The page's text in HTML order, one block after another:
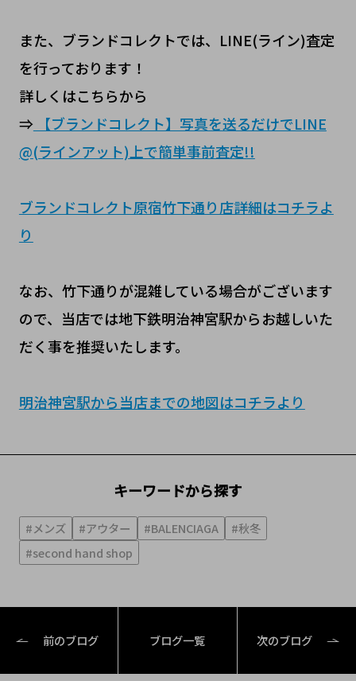
また、ブランドコレクトでは、LINE(ライン)査定
を行っております！
詳しくはこちらから
⇒【ブランドコレクト】写真を送るだけでLINE
@(ラインアット)上で簡単事前査定!!
ブランドコレクト原宿竹下通り店詳細はコチラよ
り
なお、竹下通りが混雑している場合がございます
ので、当店では地下鉄明治神宮駅からお越しいた
だく事を推奨いたします。
明治神宮駅から当店までの地図はコチラより
キーワードから探す
#メンズ #アウター #BALENCIAGA
#秋冬
#second hand shop
前のブログ ブログ一覧 次のブログ